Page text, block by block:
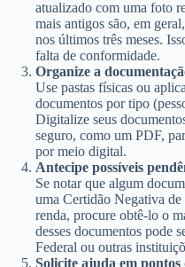
atualizado com uma foto
mais antigos são, em
nos últimos três meses.
falta de conformidade.
Organize a
Use pastas físicas ou
documentos por tipo
Digitalize seus
seguro, como um PDF,
por meio digital.
Antecipe possíveis
Se notar que algum
uma Certidão Negativa
renda, procure obtê-lo o
desses documentos pode
Federal ou outras
Solicite ajuda em pontos